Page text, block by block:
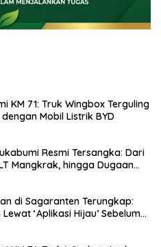
KM 71: Truk Wingbox Terguling
Mobil Listrik BYD
Resmi Tersangka: Dari
Mangkrak, hingga Dugaan
di Sagaranten Terungkap:
‘Aplikasi Hijau’ Sebelum